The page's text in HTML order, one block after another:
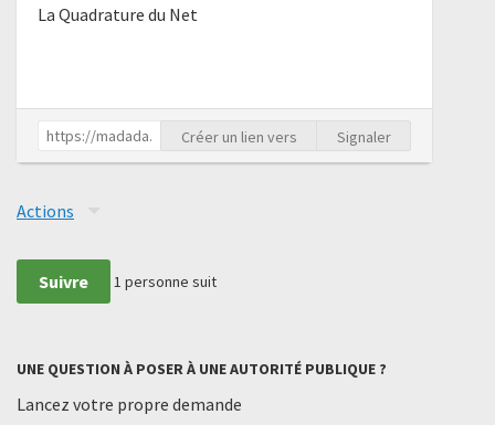
La Quadrature du Net
Créer un lien vers Signaler
Actions
Suivre 1 personne suit
UNE QUESTION À POSER À UNE AUTORITÉ PUBLIQUE ?
Lancez votre propre demande